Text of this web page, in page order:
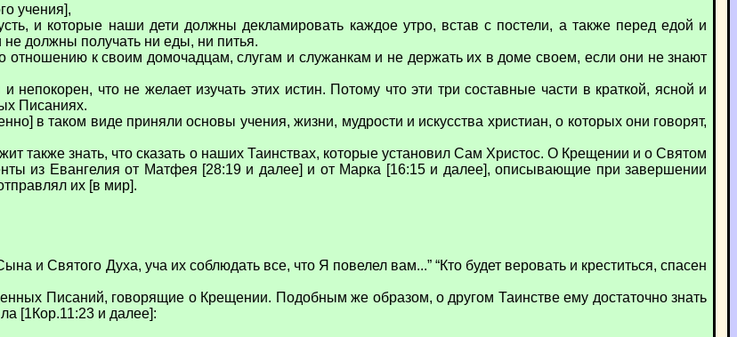
учения],
и которые наши дети должны декламировать каждое утро, встав с постели, а также перед едой и
не должны получать ни еды, ни питья.
отношению к своим домочадцам, слугам и служанкам и не держать их в доме своем, если они не знают
непокорен, что не желает изучать этих истин. Потому что эти три составные части в краткой, ясной и
Писаниях.
в таком виде приняли основы учения, жизни, мудрости и искусства христиан, о которых они говорят,
также знать, что сказать о наших Таинствах, которые установил Сам Христос. О Крещении и о Святом
из Евангелия от Матфея [28:19 и далее] и от Марка [16:15 и далее], описывающие при завершении
их [в мир].
и Святого Духа, уча их соблюдать все, что Я повелел вам...” “Кто будет веровать и креститься, спасен
Писаний, говорящие о Крещении. Подобным же образом, о другом Таинстве ему достаточно знать
[1Кор.11:23 и далее]: